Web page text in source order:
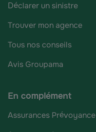
Déclarer un sinistre
Trouver mon agence
Tous nos conseils
Avis Groupama
En complément
Assurances Prévoyance